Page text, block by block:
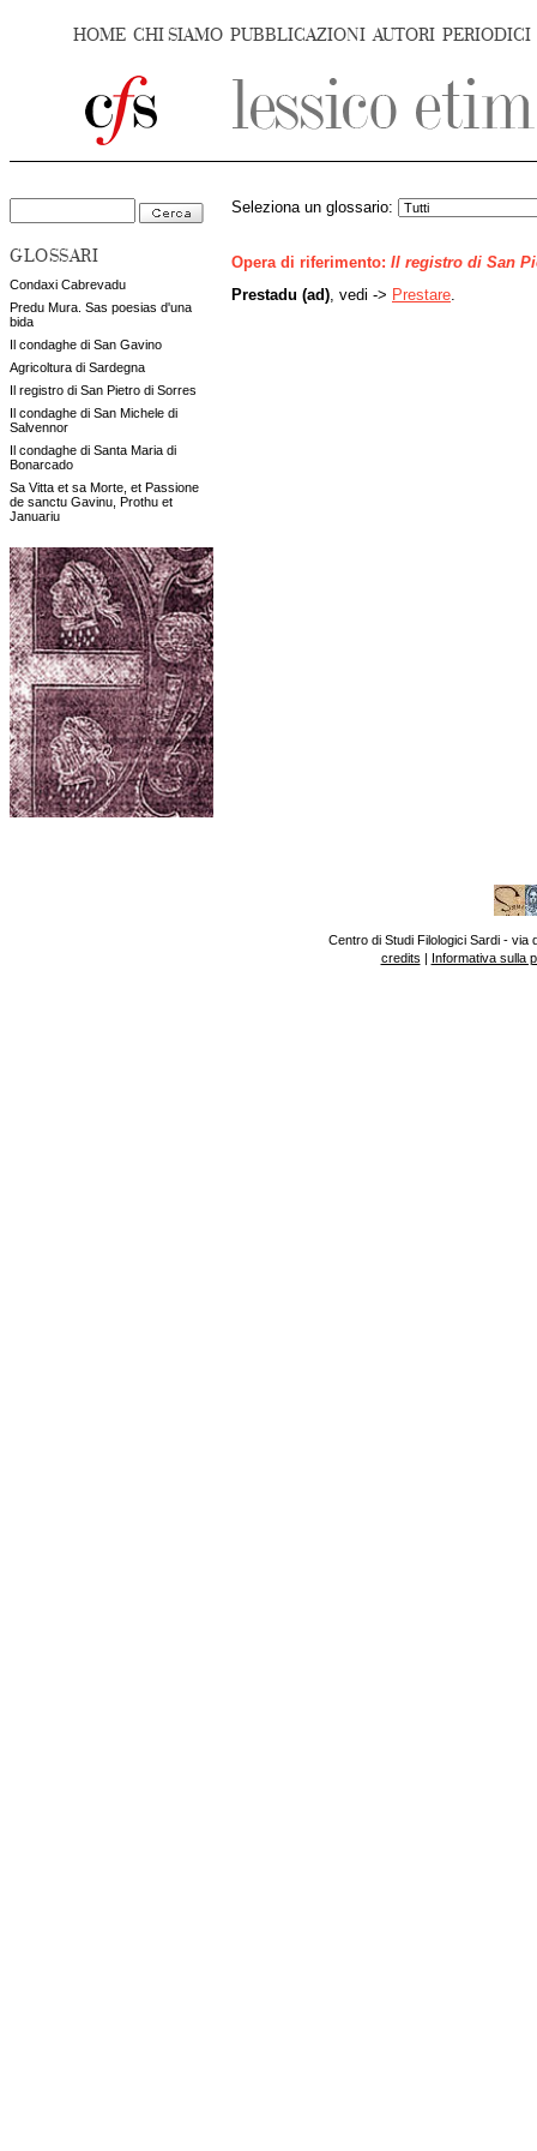
HOME CHI SIAMO PUBBLICAZIONI AUTORI PERIODICI
GLOSSARI
Condaxi Cabrevadu
Predu Mura. Sas poesias d'una
bida
Il condaghe di San Gavino
Agricoltura di Sardegna
Il registro di San Pietro di Sorres
Il condaghe di San Michele di
Salvennor
Il condaghe di Santa Maria di
Bonarcado
Sa Vitta et sa Morte, et Passione
de sanctu Gavinu, Prothu et
Januariu
Seleziona un glossario:
Opera di riferimento: Il registro di San
Prestadu (ad) , vedi -> Prestare
Centro di Studi Filologici Sardi - via
credits | Informativa sulla